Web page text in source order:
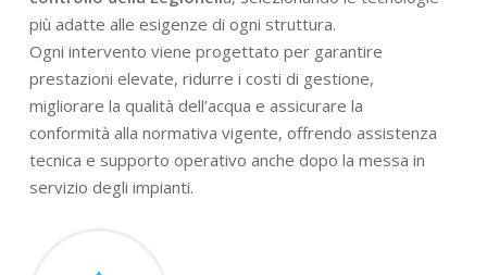
più adatte alle esigenze di ogni struttura.
Ogni intervento viene progettato per garantire
prestazioni elevate, ridurre i costi di gestione,
migliorare la qualità dell’acqua e assicurare la
conformità alla normativa vigente, offrendo assistenza
tecnica e supporto operativo anche dopo la messa in
servizio degli impianti.